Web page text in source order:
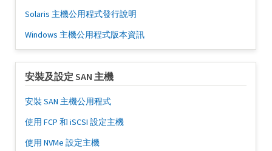
Solaris 主機公用程式發行說明
Windows 主機公用程式版本資訊
安裝及設定 SAN 主機
安裝 SAN 主機公用程式
使用 FCP 和 iSCSI 設定主機
使用 NVMe 設定主機